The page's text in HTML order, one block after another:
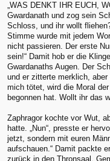
„WAS DENKT IHR EUCH,
Gwardanath und zog sein
Schloss, und ihr wollt
Stimme wurde mit jedem
nicht passieren. Der erste
sein!“ Damit hob er die
Gwardanaths Augen. Der
und er zitterte merklich,
mich tötet, wird die Moral
begonnen hat. Wollt ihr das
Zaphragor kochte vor Wut,
hatte. „Nun“, presste er
jetzt, sondern mit euren
aufschauen.“ Damit packte
zurück in den Thronsaal.